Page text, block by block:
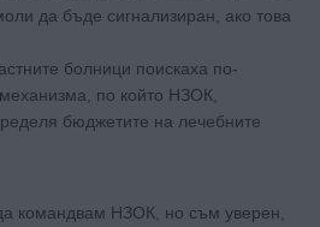
да бъде сигнализиран, ако това
болници поискаха по-
по който НЗОК,
бюджетите на лечебните
командвам НЗОК, но съм уверен,